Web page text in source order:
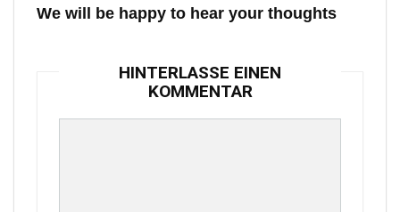
We will be happy to hear your thoughts
HINTERLASSE EINEN
KOMMENTAR